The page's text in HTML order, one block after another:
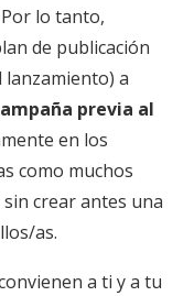
lo tanto,
de publicación
lanzamiento) a
previa al
en los
como muchos
crear antes una
as.
a ti y a tu